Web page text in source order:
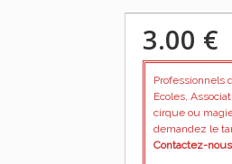
3.00 €
Professionnels
Ecoles,
cirque ou
demandez le
Contactez-